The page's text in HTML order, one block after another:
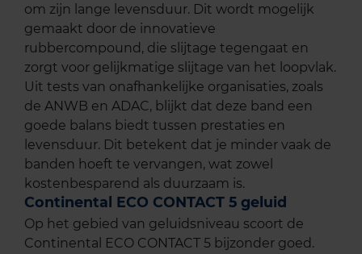
om zijn lange levensduur. Dit wordt mogelijk
gemaakt door de innovatieve
rubbercompound, die slijtage tegengaat en
zorgt voor gelijkmatige slijtage van het loopvlak.
Uit tests van onafhankelijke organisaties, zoals
de ANWB en ADAC, blijkt dat deze band een
goede balans biedt tussen prestaties en
levensduur. Dit betekent dat je minder vaak de
banden hoeft te vervangen, wat zowel
kostenbesparend als duurzaam is.
Continental ECO CONTACT 5 geluid
Op het gebied van geluidsniveau scoort de
Continental ECO CONTACT 5 bijzonder goed.